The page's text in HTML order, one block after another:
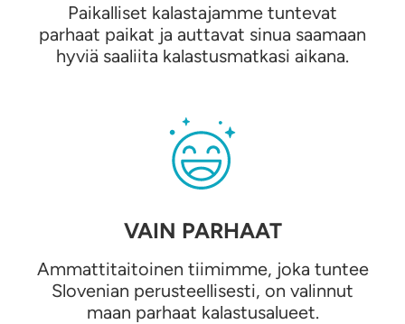
Paikalliset kalastajamme tuntevat
parhaat paikat ja auttavat sinua saamaan
hyviä saaliita kalastusmatkasi aikana.
VAIN PARHAAT
Ammattitaitoinen tiimimme, joka tuntee
Slovenian perusteellisesti, on valinnut
maan parhaat kalastusalueet.